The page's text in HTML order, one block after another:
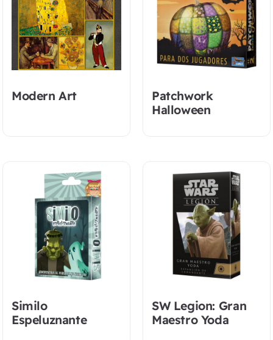
Modern Art
Patchwork
Halloween
Similo
Espeluznante
SW Legion: Gran
Maestro Yoda